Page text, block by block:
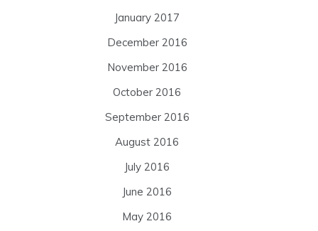
January 2017
December 2016
November 2016
October 2016
September 2016
August 2016
July 2016
June 2016
May 2016